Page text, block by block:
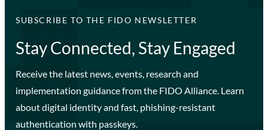
SUBSCRIBE TO THE FIDO NEWSLETTER
Stay Connected, Stay Engaged
Receive the latest news, events, research and
implementation guidance from the FIDO Alliance. Learn
about digital identity and fast, phishing-resistant
authentication with passkeys.